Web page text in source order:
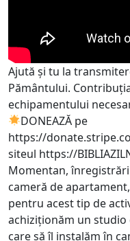
Ajută și tu la
Pământului.
echipamentului
DONEAZĂ pe
https://
siteul https://
Momentan,
cameră de
pentru acest tip de
achiziționăm un
care să îl instalăm în